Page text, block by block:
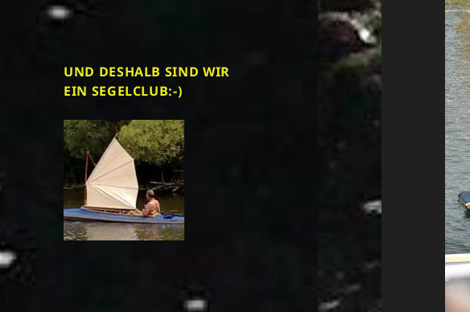
UND DESHALB SIND WIR
EIN SEGELCLUB:-)